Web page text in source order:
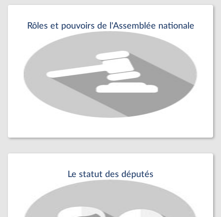
Rôles et pouvoirs de l'Assemblée nationale
Le statut des députés